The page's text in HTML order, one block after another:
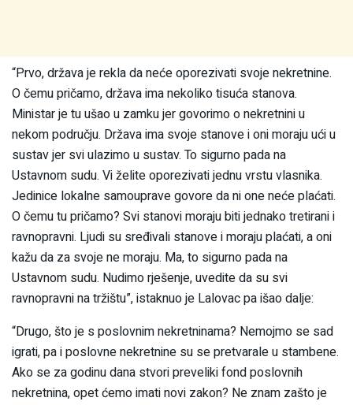
“Prvo, država je rekla da neće oporezivati svoje nekretnine.
O čemu pričamo, država ima nekoliko tisuća stanova.
Ministar je tu ušao u zamku jer govorimo o nekretnini u
nekom području. Država ima svoje stanove i oni moraju ući u
sustav jer svi ulazimo u sustav. To sigurno pada na
Ustavnom sudu. Vi želite oporezivati jednu vrstu vlasnika.
Jedinice lokalne samouprave govore da ni one neće plaćati.
O čemu tu pričamo? Svi stanovi moraju biti jednako tretirani i
ravnopravni. Ljudi su sređivali stanove i moraju plaćati, a oni
kažu da za svoje ne moraju. Ma, to sigurno pada na
Ustavnom sudu. Nudimo rješenje, uvedite da su svi
ravnopravni na tržištu”, istaknuo je Lalovac pa išao dalje:
“Drugo, što je s poslovnim nekretninama? Nemojmo se sad
igrati, pa i poslovne nekretnine su se pretvarale u stambene.
Ako se za godinu dana stvori preveliki fond poslovnih
nekretnina, opet ćemo imati novi zakon? Ne znam zašto je